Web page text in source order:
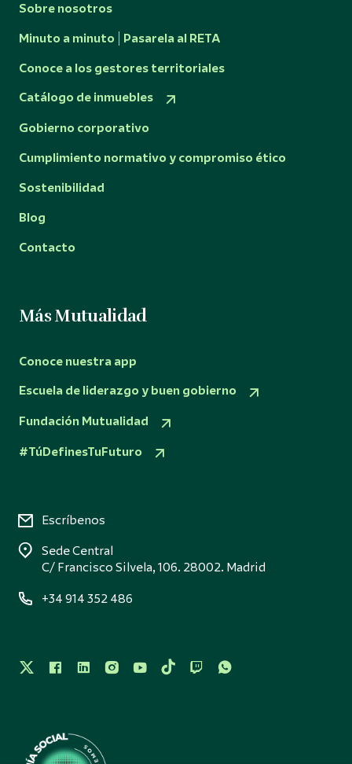
Sobre nosotros
Minuto a minuto | Pasarela al RETA
Conoce a los gestores territoriales
Catálogo de inmuebles
Gobierno corporativo
Cumplimiento normativo y compromiso ético
Sostenibilidad
Blog
Contacto
Más Mutualidad
Conoce nuestra app
Escuela de liderazgo y buen gobierno
Fundación Mutualidad
#TúDefinesTuFuturo
Escríbenos
Sede Central
C/ Francisco Silvela, 106. 28002. Madrid
+34 914 352 486